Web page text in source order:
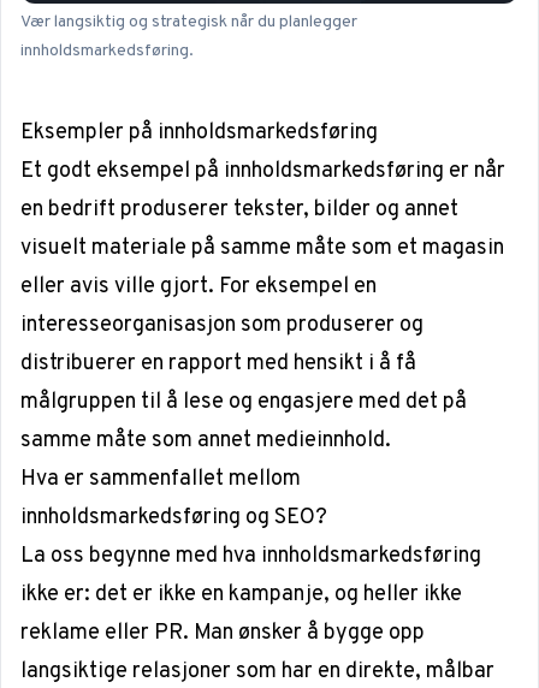
Vær langsiktig og strategisk når du planlegger
innholdsmarkedsføring.
Eksempler på innholdsmarkedsføring
Et godt eksempel på innholdsmarkedsføring er når
en bedrift produserer tekster, bilder og annet
visuelt materiale på samme måte som et magasin
eller avis ville gjort. For eksempel en
interesseorganisasjon som produserer og
distribuerer en rapport med hensikt i å få
målgruppen til å lese og engasjere med det på
samme måte som annet medieinnhold.
Hva er sammenfallet mellom
innholdsmarkedsføring og SEO?
La oss begynne med hva innholdsmarkedsføring
ikke er: det er ikke en kampanje, og heller ikke
reklame eller PR. Man ønsker å bygge opp
langsiktige relasjoner som har en direkte, målbar